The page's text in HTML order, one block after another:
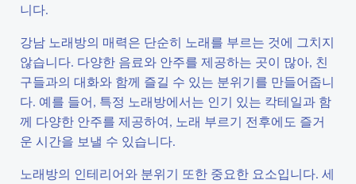
니다.
강남 노래방의 매력은 단순히 노래를 부르는 것에 그치지
않습니다. 다양한 음료와 안주를 제공하는 곳이 많아, 친
구들과의 대화와 함께 즐길 수 있는 분위기를 만들어줍니
다. 예를 들어, 특정 노래방에서는 인기 있는 칵테일과 함
께 다양한 안주를 제공하여, 노래 부르기 전후에도 즐거
운 시간을 보낼 수 있습니다.
노래방의 인테리어와 분위기 또한 중요한 요소입니다. 세